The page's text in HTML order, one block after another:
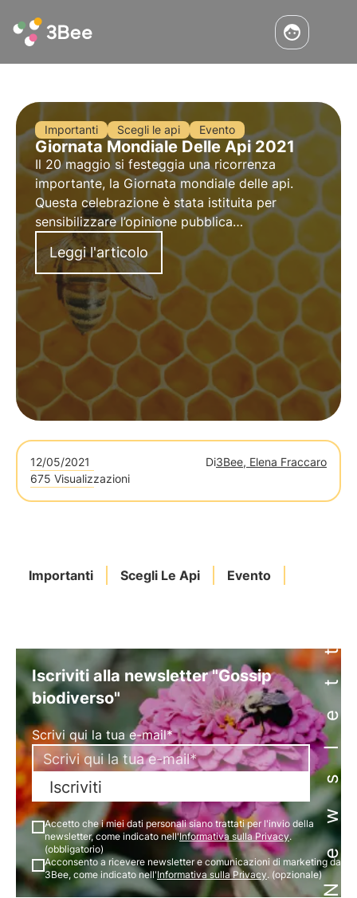
Importanti Scegli le api Evento
Giornata Mondiale Delle Api2021
Il 20 maggiosi festeggia una ricorrenza
importante, la Giornata mondiale delle api.
Questa celebrazione è stata istituita per
sensibilizzare l’opinione pubblica
sull’importanza degli impollinatori per il nostro
pianeta e la nostra vita e sui pericoli che
affrontano quotidianamente.
Leggi l'articolo
12/05/2021 Di3Bee, Elena Fraccaro
675 Visualizzazioni
Importanti Scegli Le Api Evento Newsletter
Iscriviti alla newsletter "Gossip
biodiverso"
Scrivi qui la tua e-mail*
Iscriviti
Accetto che i miei dati personali siano trattati per l'invio della
newsletter, come indicato nell'Informativa sulla Privacy.
(obbligatorio)
Acconsento a ricevere newsletter e comunicazioni di marketing da
3Bee, come indicato nell'Informativa sulla Privacy. (opzionale)